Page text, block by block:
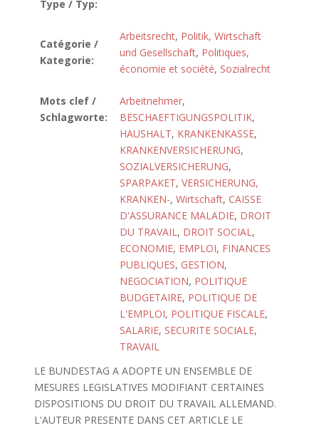
Type / Typ:
Catégorie /
Kategorie:
Arbeitsrecht, Politik, Wirtschaft
und Gesellschaft, Politiques,
économie et société, Sozialrecht
Mots clef /
Schlagworte:
Arbeitnehmer,
BESCHAEFTIGUNGSPOLITIK,
HAUSHALT, KRANKENKASSE,
KRANKENVERSICHERUNG,
SOZIALVERSICHERUNG,
SPARPAKET, VERSICHERUNG,
KRANKEN-, Wirtschaft, CAISSE
D'ASSURANCE MALADIE, DROIT
DU TRAVAIL, DROIT SOCIAL,
ECONOMIE, EMPLOI, FINANCES
PUBLIQUES, GESTION,
NEGOCIATION, POLITIQUE
BUDGETAIRE, POLITIQUE DE
L'EMPLOI, POLITIQUE FISCALE,
SALARIE, SECURITE SOCIALE,
TRAVAIL
LE BUNDESTAG A ADOPTE UN ENSEMBLE DE
MESURES LEGISLATIVES MODIFIANT CERTAINES
DISPOSITIONS DU DROIT DU TRAVAIL ALLEMAND.
L'AUTEUR PRESENTE DANS CET ARTICLE LE